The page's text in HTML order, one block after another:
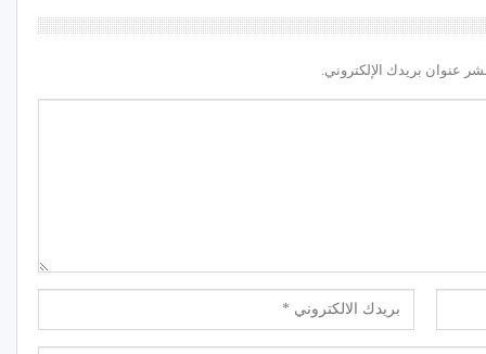
عنوان بريدك الإلكتروني.